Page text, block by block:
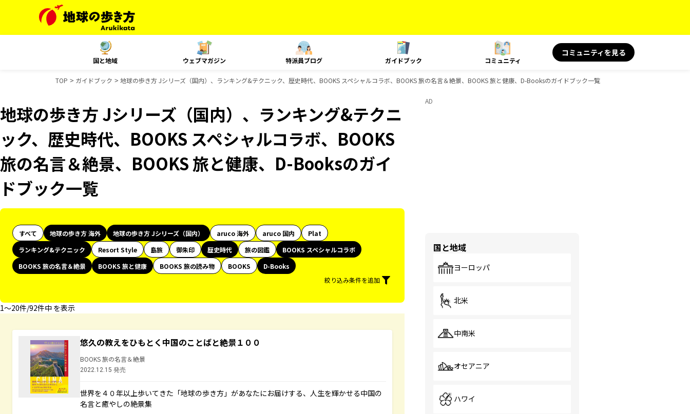
国と地域 ウェブマガジン 特派員ブログ ガイドブック コミュニティ
コミュニティを見る
TOP ガイドブック 地球の歩き方 Jシリーズ（国内）、ランキング&テクニック、歴史時代、BOOKS スペシャルコラボ、BOOKS 旅の名言＆絶景、BOOKS 旅と健康、D-Booksのガイドブック一覧
地球の歩き方 Jシリーズ（国内）、ランキング&テクニ
ック、歴史時代、BOOKS スペシャルコラボ、BOOKS
旅の名言＆絶景、BOOKS 旅と健康、D-Booksのガイ
ドブック一覧
すべて 地球の歩き方 海外 地球の歩き方 Jシリーズ（国内） aruco 海外 aruco 国内
Plat
ランキング&テクニック
Resort Style 島旅 御朱印 歴史時代 旅の図鑑
BOOKS スペシャルコラボ
BOOKS 旅の名言＆絶景
BOOKS 旅と健康 BOOKS 旅の読み物 BOOKS
D-Books
絞り込み条件を追加
1〜20件/92件中 を表示
悠久の教えをひもとく中国のことばと絶景１００
BOOKS 旅の名言＆絶景
2022.12.15 発売
世界を４０年以上歩いてきた「地球の歩き方」があなたにお届けする、人生を輝かせる中国の
名言と癒やしの絶景集
AD
国と地域
ヨーロッパ
北米
中南米
オセアニア
ハワイ